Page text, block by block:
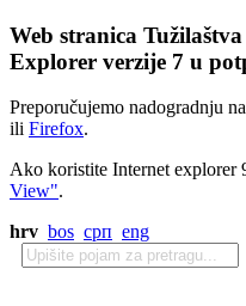
Web stranica
Explorer verzije 7 u
Preporučujemo nadogradnju na
ili Firefox.
Ako koristite Internet explorer
View".
hrv bos срп eng